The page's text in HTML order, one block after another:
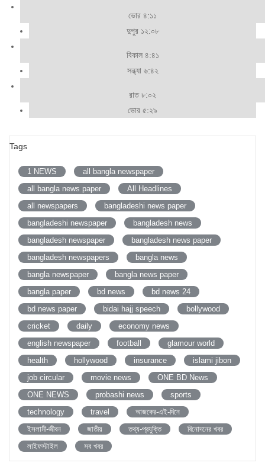
ভোর ৪:১১
দুপুর ১২:০৮
বিকাল ৪:৪১
সন্ধ্যা ৬:৪২
রাত ৮:০২
ভোর ৫:২৯
Tags
1 NEWS
all bangla newspaper
all bangla news paper
All Headlines
all newspapers
bangladeshi news paper
bangladeshi newspaper
bangladesh news
bangladesh newspaper
bangladesh news paper
bangladesh newspapers
bangla news
bangla newspaper
bangla news paper
bangla paper
bd news
bd news 24
bd news paper
bidai hajj speech
bollywood
cricket
daily
economy news
english newspaper
football
glamour world
health
hollywood insurance
islami jibon
job circular
movie news
ONE BD News
ONE NEWS
probashi news
sports
technology
travel
আজকের-এই-দিনে
ইসলামী-জীবন
জাতীয় তথ্য-প্রযুক্তি
বিনোদনের খবর
লাইফস্টাইল
সব খবর